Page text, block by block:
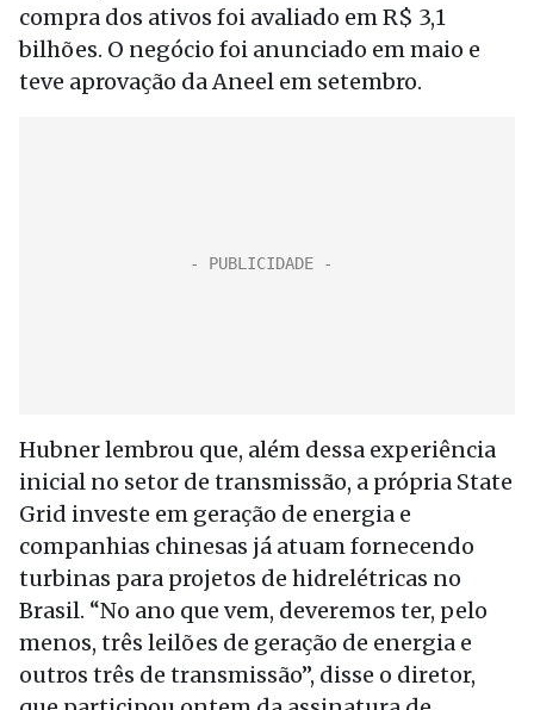
compra dos ativos foi avaliado em R$ 3,1
bilhões. O negócio foi anunciado em maio e
teve aprovação da Aneel em setembro.
Hubner lembrou que, além dessa experiência
inicial no setor de transmissão, a própria State
Grid investe em geração de energia e
companhias chinesas já atuam fornecendo
turbinas para projetos de hidrelétricas no
Brasil. “No ano que vem, deveremos ter, pelo
menos, três leilões de geração de energia e
outros três de transmissão”, disse o diretor,